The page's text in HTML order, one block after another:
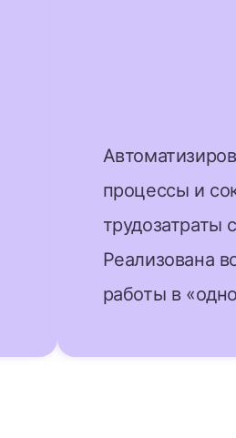
процессы и
трудозатраты
Реализована
работы в